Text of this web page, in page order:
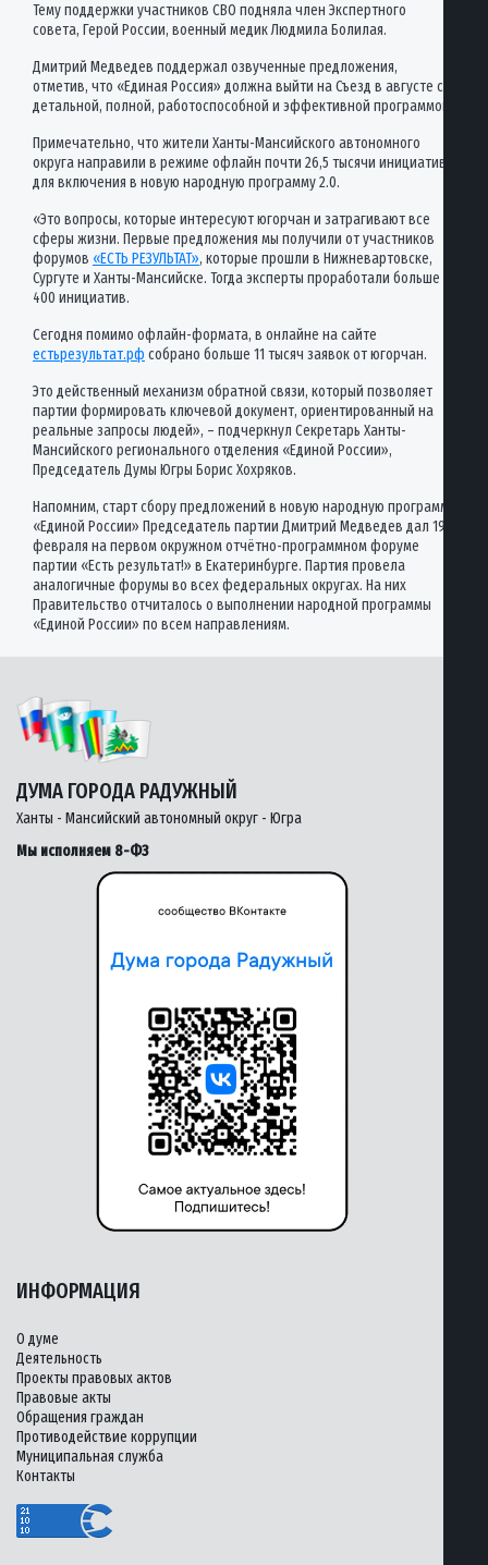
Тему поддержки участников СВО подняла член Экспертного
совета, Герой России, военный медик Людмила Болилая.
Дмитрий Медведев поддержал озвученные предложения,
отметив, что «Единая Россия» должна выйти на Съезд в августе с
детальной, полной, работоспособной и эффективной программой.
Примечательно, что жители Ханты-Мансийского автономного
округа направили в режиме офлайн почти 26,5 тысячи инициатив
для включения в новую народную программу 2.0.
«Это вопросы, которые интересуют югорчан и затрагивают все
сферы жизни. Первые предложения мы получили от участников
форумов «ЕСТЬ РЕЗУЛЬТАТ», которые прошли в Нижневартовске,
Сургуте и Ханты-Мансийске. Тогда эксперты проработали больше
400 инициатив.
Сегодня помимо офлайн-формата, в онлайне на сайте
естьрезультат.рф собрано больше 11 тысяч заявок от югорчан.
Это действенный механизм обратной связи, который позволяет
партии формировать ключевой документ, ориентированный на
реальные запросы людей», – подчеркнул Секретарь Ханты-
Мансийского регионального отделения «Единой России»,
Председатель Думы Югры Борис Хохряков.
Напомним, старт сбору предложений в новую народную программу
«Единой России» Председатель партии Дмитрий Медведев дал 19
февраля на первом окружном отчётно-программном форуме
партии «Есть результат!» в Екатеринбурге. Партия провела
аналогичные форумы во всех федеральных округах. На них
Правительство отчиталось о выполнении народной программы
«Единой России» по всем направлениям.
ДУМА ГОРОДА РАДУЖНЫЙ
Ханты - Мансийский автономный округ - Югра
Мы исполняем 8-ФЗ
ИНФОРМАЦИЯ
О думе
Деятельность
Проекты правовых актов
Правовые акты
Обращения граждан
Противодействие коррупции
Муниципальная служба
Контакты